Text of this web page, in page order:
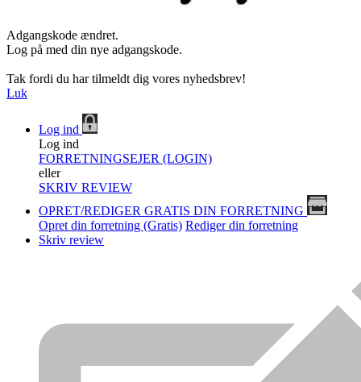
Adgangskode ændret.
Log på med din nye adgangskode.
Tak fordi du har tilmeldt dig vores nyhedsbrev!
Luk
Log ind
Log ind
FORRETNINGSEJER (LOGIN)
eller
SKRIV REVIEW
OPRET/REDIGER GRATIS DIN FORRETNING
Opret din forretning (Gratis) Rediger din forretning
Skriv review